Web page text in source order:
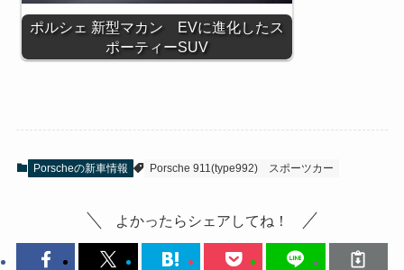
ポルシェ 新型マカン EVに進化したス
ポーティーSUV
Porscheの新車情報 Porsche 911(type992) スポーツカー
よかったらシェアしてね！